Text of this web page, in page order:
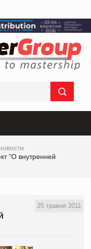
"О внутренней
25 травня 2011